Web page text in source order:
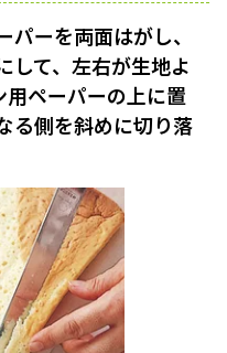
ーを両面はがし、
して、左右が生地よ
ペーパーの上に置
る側を斜めに切り落